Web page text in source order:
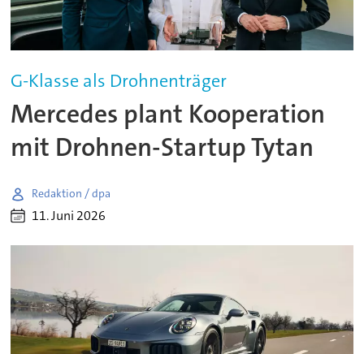
G-Klasse als Drohnenträger
Mercedes plant Kooperation
mit Drohnen-Startup Tytan
Redaktion / dpa
11. Juni 2026